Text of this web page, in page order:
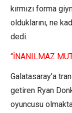
kırmızı forma
olduklarını, ne
dedi.
“İNANILMAZ
Galatasaray’a
getiren Ryan
oyuncusu